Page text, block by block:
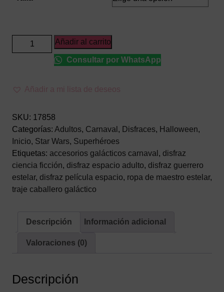
Disfraz
de
Adulto
Traje
de
Caballero
Galáctico
cantidad
Añadir al carrito
Consultar por WhatsApp
Añadir a mi lista de deseos
SKU: 17858
Categorías: Adultos, Carnaval , Disfraces, Halloween,
Inicio, Star Wars, Superhéroes
Etiquetas: accesorios galácticos carnaval , disfraz
ciencia ficción, disfraz espacio adulto, disfraz guerrero
estelar, disfraz película espacio, ropa de maestro estelar,
traje caballero galáctico
Descripción Información adicional
Valoraciones (0)
Descripción